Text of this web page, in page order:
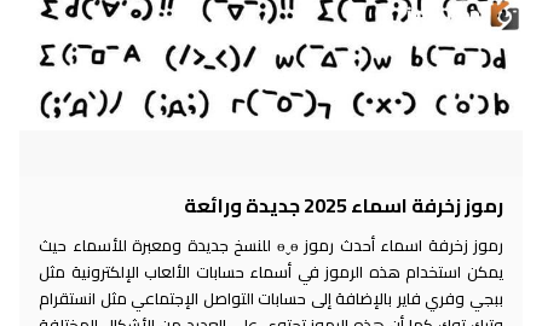
زخرفة اسماء 2025 جديدة ورائعة
رموز زخرفة اسماء أحدث رموز ɵˬɵ للنسخ جديدة ومعبرة للأسماء حيث
استخدام هذه الرموز في أسماء حسابات الألعاب الإلكترونية مثل
وفري فاير بالإضافة إلى حسابات التواصل الإجتماعي مثل انستقرام